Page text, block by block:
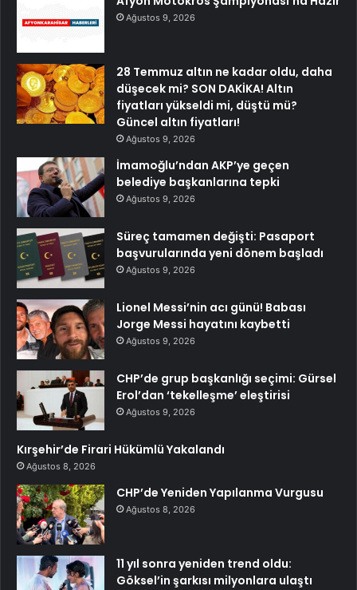
Ağustos 9, 2026
28 Temmuz altın ne kadar oldu, daha
düşecek mi? SON DAKİKA! Altın
fiyatları yükseldi mi, düştü mü?
Güncel altın fiyatları!
Ağustos 9, 2026
İmamoğlu’ndan AKP’ye geçen
belediye başkanlarına tepki
Ağustos 9, 2026
Süreç tamamen değişti: Pasaport
başvurularında yeni dönem başladı
Ağustos 9, 2026
Lionel Messi’nin acı günü! Babası
Jorge Messi hayatını kaybetti
Ağustos 9, 2026
CHP’de grup başkanlığı seçimi: Gürsel
Erol’dan ‘tekelleşme’ eleştirisi
Ağustos 9, 2026
Kırşehir’de Firari Hükümlü Yakalandı
Ağustos 8, 2026
CHP’de Yeniden Yapılanma Vurgusu
Ağustos 8, 2026
11 yıl sonra yeniden trend oldu:
Göksel’in şarkısı milyonlara ulaştı